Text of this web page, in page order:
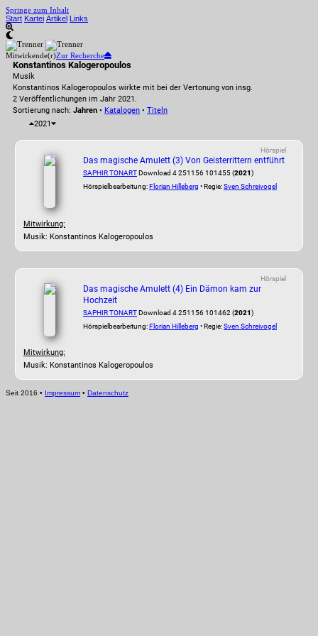
Springe zum Inhalt
Start Kartei Artikel Links
Mitwirkende(r)Zur Recherche
Konstantinos Kalogeropoulos
Musik
Konstantinos Kalogeropoulos wirkte mit bei der Vertonung von insg.
2 Veröffentlichungen im Jahr 2021.
Sortierung nach: Jahren • Katalogen • Titeln
2021
Hörspiel
Das magische Amulett (3) Von Geisterrittern entführt
SAPHIR TONARTDownload 4 251156 101455 (2021)
Hörspielbearbeitung:Florian Hilleberg • Regie:Sven Schreivogel
Mitwirkung:
Musik: Konstantinos Kalogeropoulos
Hörspiel
Das magische Amulett (4) Ein Dämon kam zur
Hochzeit
SAPHIR TONARTDownload 4 251156 101462 (2021)
Hörspielbearbeitung:Florian Hilleberg • Regie:Sven Schreivogel
Mitwirkung:
Musik: Konstantinos Kalogeropoulos
Seit 2016 • Impressum • Datenschutz